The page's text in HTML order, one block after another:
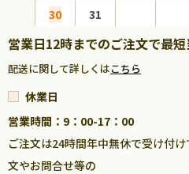
30
31
営業日12時までのご注文で最短
配送に関して詳しくはこちら
休業日
営業時間：9：00-17：00
ご注文は24時間年中無休で受け付
文やお問合せ等の